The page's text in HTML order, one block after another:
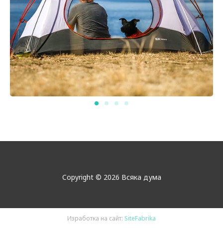
Copyright © 2026 Всяка дума
Изработка на сайт: SiteFabrika